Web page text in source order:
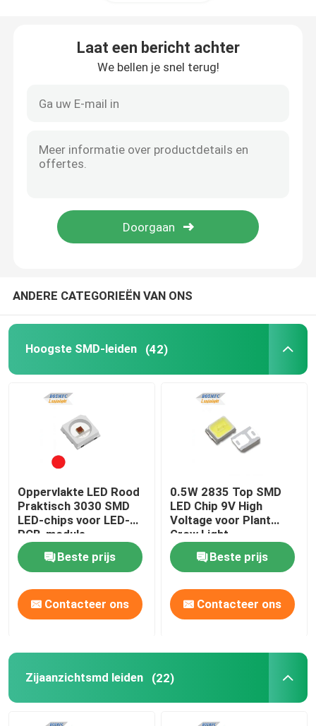
rgb smd-led
Meerkleurige SMD LED
Hoge Machts LEIDENE Spaander
LEIDENE van IRL Spaander
UV GELEIDE SPAANDER
Binnenleiden groeien Licht
SMD LED PCBA
LED-pixel lichtsnoer
Laat een bericht achter
We bellen je snel terug!
ANDERE CATEGORIEËN VAN ONS
Hoogste SMD-leiden (42)
Oppervlakte LED Rood
Praktisch 3030 SMD
LED-chips voor LED-
PCB-module
Beste prijs
Contacteer ons
0.5W 2835 Top SMD
LED Chip 9V High
Voltage voor Plant
Grow Light
Beste prijs
Contacteer ons
Zijaanzichtsmd leiden (22)